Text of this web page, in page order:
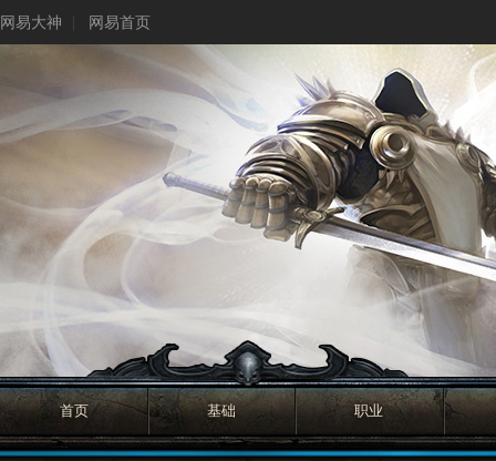
网易大神 网易首页
首页 基础 职业